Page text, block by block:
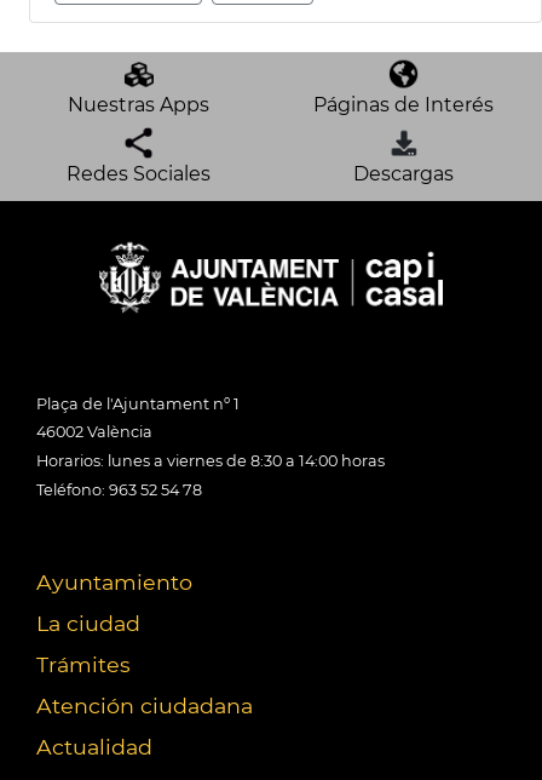
Nuestras Apps Páginas de Interés
Redes Sociales Descargas
Plaça de l'Ajuntament nº 1
46002 València
Horarios: lunes a viernes de 8:30 a 14:00 horas
Teléfono: 963 52 54 78
Ayuntamiento
La ciudad
Trámites
Atención ciudadana
Actualidad